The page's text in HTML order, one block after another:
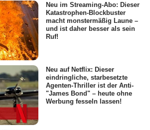
Neu im Streaming-Abo: Dieser
Katastrophen-Blockbuster
macht monstermäßig Laune –
und ist daher besser als sein
Ruf!
Neu auf Netflix: Dieser
eindringliche, starbesetzte
Agenten-Thriller ist der Anti-
"James Bond" – heute ohne
Werbung fesseln lassen!